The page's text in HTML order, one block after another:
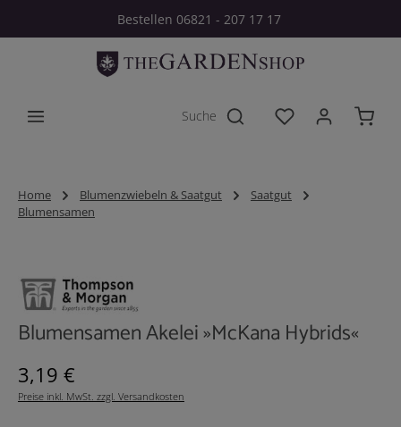
Zum Hauptinhalt springenBestellen 06821 - 207 17 17
Du hast 0
Home Blumenzwiebeln & Saatgut
Saatgut
Blumensamen
Blumensamen Akelei »McKana Hybrids«
Regulärer Preis:
3,19 €
Preise inkl. MwSt. zzgl. Versandkosten